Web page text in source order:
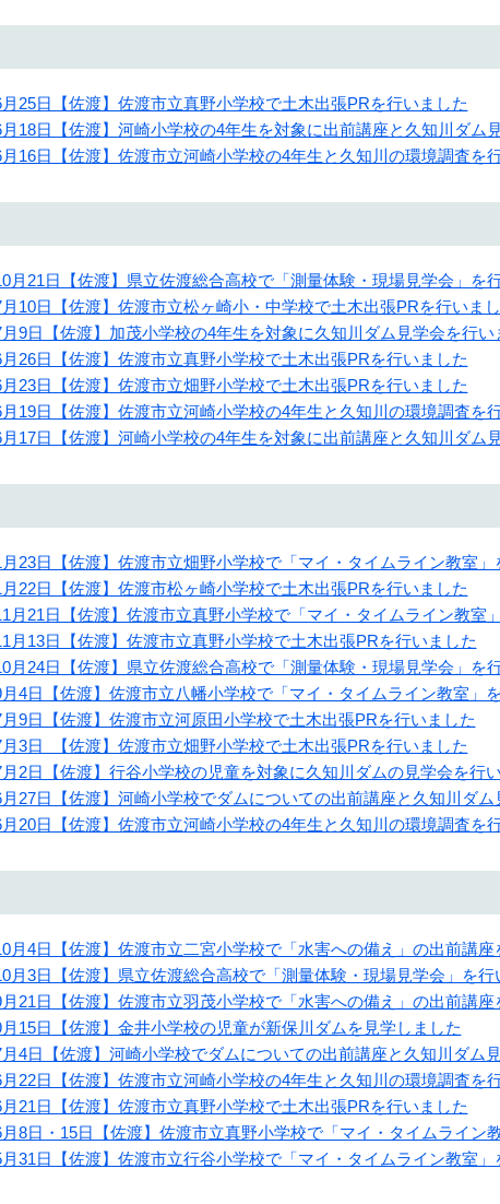
25日【佐渡】佐渡市立真野小学校で土木出張PRを行いました
18日【佐渡】河崎小学校の4年生を対象に出前講座と久知川ダム
16日【佐渡】佐渡市立河崎小学校の4年生と久知川の環境調査を
月21日【佐渡】県立佐渡総合高校で「測量体験・現場見学会」を
10日【佐渡】佐渡市立松ヶ崎小・中学校で土木出張PRを行いま
9日【佐渡】加茂小学校の4年生を対象に久知川ダム見学会を行い
26日【佐渡】佐渡市立真野小学校で土木出張PRを行いました
23日【佐渡】佐渡市立畑野小学校で土木出張PRを行いました
19日【佐渡】佐渡市立河崎小学校の4年生と久知川の環境調査を
17日【佐渡】河崎小学校の4年生を対象に出前講座と久知川ダム
23日【佐渡】佐渡市立畑野小学校で「マイ・タイムライン教室」
22日【佐渡】佐渡市松ヶ崎小学校で土木出張PRを行いました
月21日【佐渡】佐渡市立真野小学校で「マイ・タイムライン教室
月13日【佐渡】佐渡市立真野小学校で土木出張PRを行いました
月24日【佐渡】県立佐渡総合高校で「測量体験・現場見学会」を
4日【佐渡】佐渡市立八幡小学校で「マイ・タイムライン教室」
9日【佐渡】佐渡市立河原田小学校で土木出張PRを行いました
3日 【佐渡】佐渡市立畑野小学校で土木出張PRを行いました
2日【佐渡】行谷小学校の児童を対象に久知川ダムの見学会を行
27日【佐渡】河崎小学校でダムについての出前講座と久知川ダム
20日【佐渡】佐渡市立河崎小学校の4年生と久知川の環境調査を
月4日【佐渡】佐渡市立二宮小学校で「水害への備え」の出前講座
月3日【佐渡】県立佐渡総合高校で「測量体験・現場見学会」を行
21日【佐渡】佐渡市立羽茂小学校で「水害への備え」の出前講座
15日【佐渡】金井小学校の児童が新保川ダムを見学しました
4日【佐渡】河崎小学校でダムについての出前講座と久知川ダム
22日【佐渡】佐渡市立河崎小学校の4年生と久知川の環境調査を
21日【佐渡】佐渡市立真野小学校で土木出張PRを行いました
8日・15日【佐渡】佐渡市立真野小学校で「マイ・タイムライン
31日【佐渡】佐渡市立行谷小学校で「マイ・タイムライン教室」